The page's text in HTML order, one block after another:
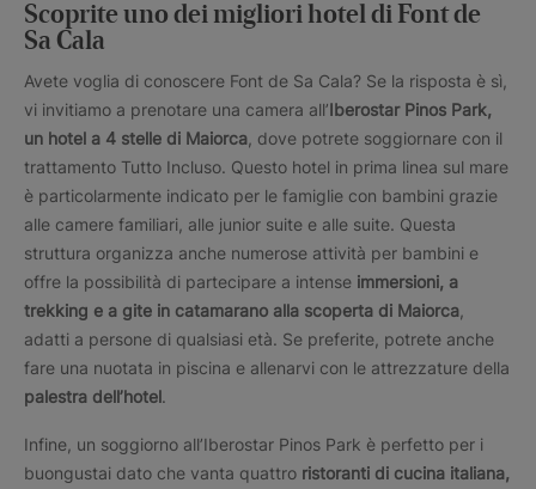
Scoprite uno dei migliori hotel di Font de
Sa Cala
Avete voglia di conoscere Font de Sa Cala? Se la risposta è sì,
vi invitiamo a prenotare una camera all’Iberostar Pinos Park,
un hotel a 4 stelle di Maiorca , dove potrete soggiornare con il
trattamento Tutto Incluso. Questo hotel in prima linea sul mare
è particolarmente indicato per le famiglie con bambini grazie
alle camere familiari, alle junior suite e alle suite. Questa
struttura organizza anche numerose attività per bambini e
offre la possibilità di partecipare a intense immersioni, a
trekking e a gite in catamarano alla scoperta di Maiorca
adatti a persone di qualsiasi età. Se preferite, potrete anche
fare una nuotata in piscina e allenarvi con le attrezzature della
palestra dell’hotel.
Infine, un soggiorno all’Iberostar Pinos Park è perfetto per i
buongustai dato che vanta quattro ristoranti di cucina italiana,